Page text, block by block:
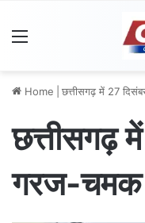
Home छत्तीसगढ़ में 27
छत्तीसगढ़
गरज-